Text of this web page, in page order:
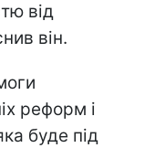
від
він.
реформ і
буде під